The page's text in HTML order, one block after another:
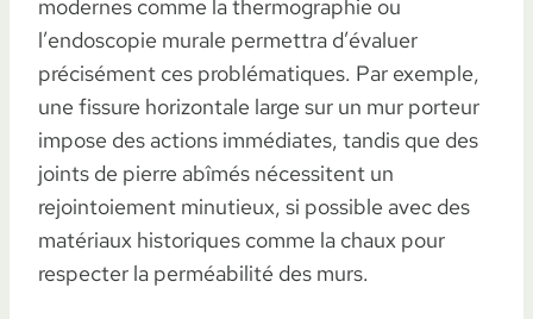
modernes comme la thermographie ou
l’endoscopie murale permettra d’évaluer
précisément ces problématiques. Par exemple,
une fissure horizontale large sur un mur porteur
impose des actions immédiates, tandis que des
joints de pierre abîmés nécessitent un
rejointoiement minutieux, si possible avec des
matériaux historiques comme la chaux pour
respecter la perméabilité des murs.